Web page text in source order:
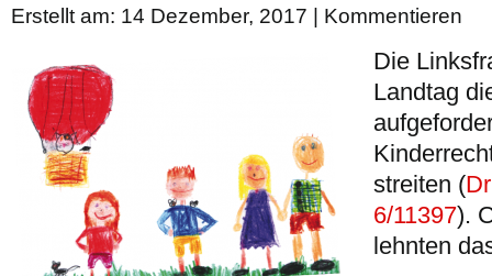
Erstellt am: 14 Dezember, 2017 | Kommentieren
Die
Landtag
streiten (
6/11397).
lehnten